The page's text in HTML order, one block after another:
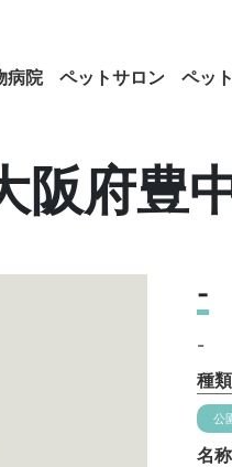
病院 ペットサロン ペッ
府豊中
-
-
種類
公
名称